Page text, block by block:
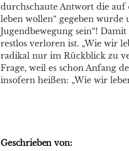
durchschaute Antwort die auf
leben wollen“ gegeben
Jugendbewegung sein“!
restlos verloren ist. „Wie wir
radikal nur im Rückblick zu
Frage, weil es schon Anfang
insofern heißen: „Wie wir
Geschrieben von: